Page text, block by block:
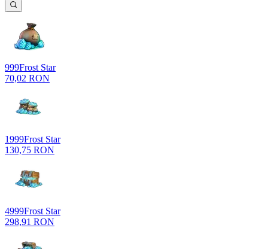
999Frost Star
70,02 RON
1999Frost Star
130,75 RON
4999Frost Star
298,91 RON